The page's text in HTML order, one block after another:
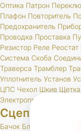
Оптика Патрон
Плафон Повторитель
Предохранитель
Проводка Проставка
Резистор Реле Реостат
Система Скоба
Траверса Трамблер
Уплотнитель Установ
ЦПС Чехол Шкив Щетка
Электропривод
Сцепление
Бачок Блок